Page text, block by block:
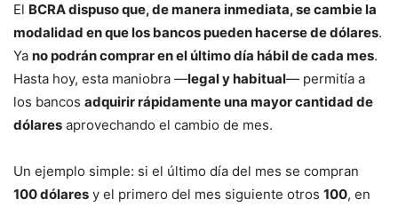
El BCRA dispuso que, de manera inmediata, se cambie la
modalidad en que los bancos pueden hacerse de dólares.
Ya no podrán comprar en el último día hábil de cada mes.
Hasta hoy, esta maniobra —legal y habitual— permitía a
los bancos adquirir rápidamente una mayor cantidad de
dólares aprovechando el cambio de mes.
Un ejemplo simple: si el último día del mes se compran
100 dólares y el primero del mes siguiente otros 100, en